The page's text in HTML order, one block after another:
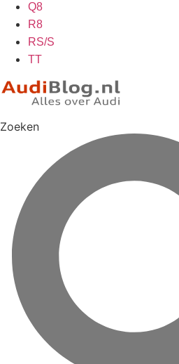
Q8
R8
RS/S
TT
Zoeken